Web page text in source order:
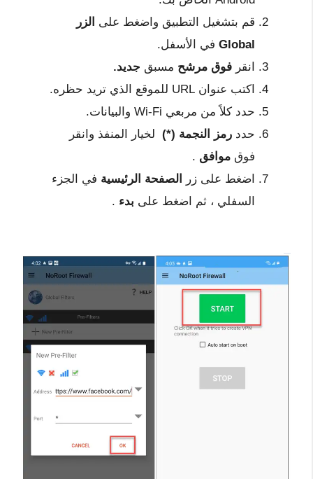
قم بتشغيل التطبيق واضغط على الزر
Global في الأسفل.
انقر فوق مرشح مسبق جديد.
اكتب عنوان URL للموقع الذي تريد حظره.
حدد كلاً من مربعي Wi-Fi والبيانات.
حدد رمز النجمة (*) لخيار المنفذ وانقر
فوق موافق .
اضغط على زر
الصفحة الرئيسية في الجزء
السفلي ، ثم اضغط على بدء .